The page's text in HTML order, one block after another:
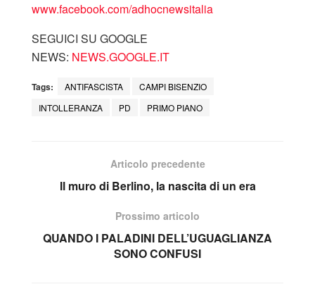
www.facebook.com/adhocnewsitalia
SEGUICI SU GOOGLE
NEWS: NEWS.GOOGLE.IT
Tags: ANTIFASCISTA
CAMPI BISENZIO
INTOLLERANZA
PD PRIMO PIANO
Articolo precedente
Il muro di Berlino, la nascita di un era
Prossimo articolo
QUANDO I PALADINI DELL’UGUAGLIANZA
SONO CONFUSI